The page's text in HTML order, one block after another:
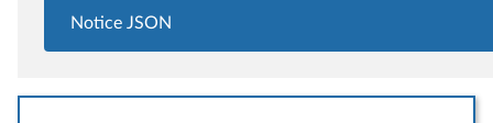
Notice JSON